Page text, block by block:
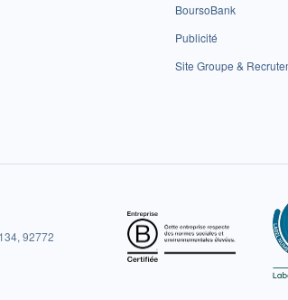
BoursoBank
Publicité
Site Groupe &
92772